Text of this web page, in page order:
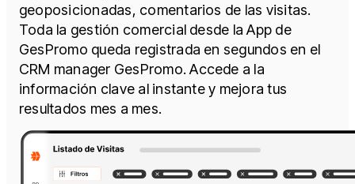
geoposicionadas, comentarios de las visitas.
Toda la gestión comercial desde la App de
GesPromo queda registrada en segundos en el
CRM manager GesPromo. Accede a la
información clave al instante y mejora tus
resultados mes a mes.​